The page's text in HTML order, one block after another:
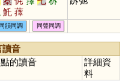
魠 蘀
同韻同調 同聲同調
讀音
的讀音
詳細資
料